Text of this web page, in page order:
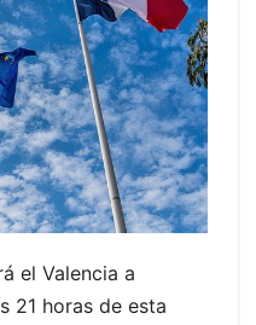
el Valencia a
21 horas de esta